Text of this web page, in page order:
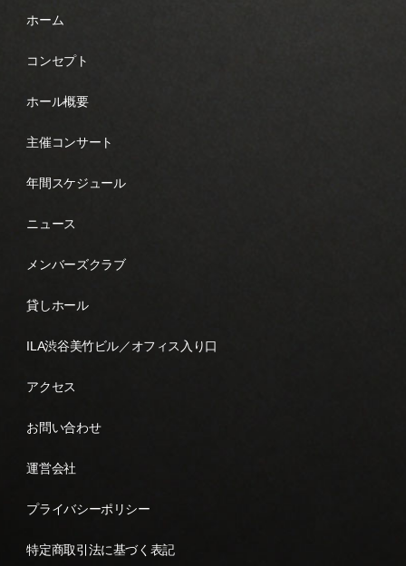
ホーム
コンセプト
ホール概要
主催コンサート
年間スケジュール
ニュース
メンバーズクラブ
貸しホール
ILA渋谷美竹ビル／オフィス入り口
アクセス
お問い合わせ
運営会社
プライバシーポリシー
特定商取引法に基づく表記